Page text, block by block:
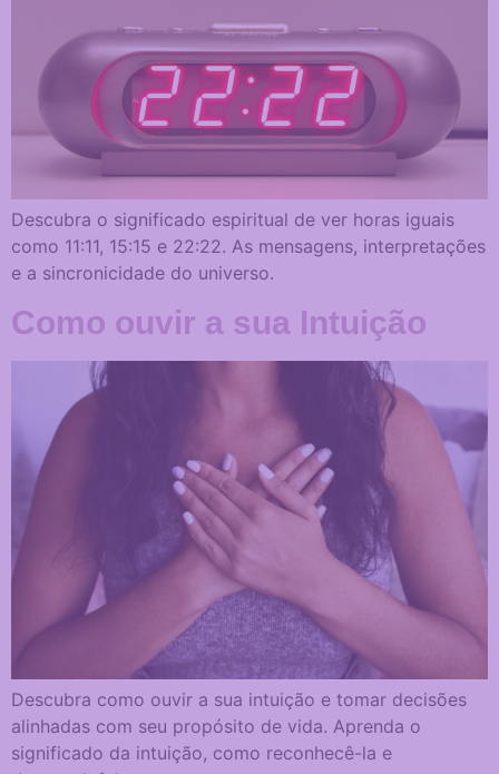
Descubra o significado espiritual de ver horas iguais
como 11:11, 15:15 e 22:22. As mensagens, interpretações
e a sincronicidade do universo.
Como ouvir a sua Intuição
Descubra como ouvir a sua intuição e tomar decisões
alinhadas com seu propósito de vida. Aprenda o
significado da intuição, como reconhecê-la e
Necessários
Estes cookies
não são
opcionais. São
necessários
para o
funcionamento
do site.
Servem para
que possamos
melhorar a
funcionalidade
base na forma
como ele é
utilizado.
Experiência
Para que o site
funcione da
melhor forma
durante a sua
visita. Se
recusar estes
cookies,